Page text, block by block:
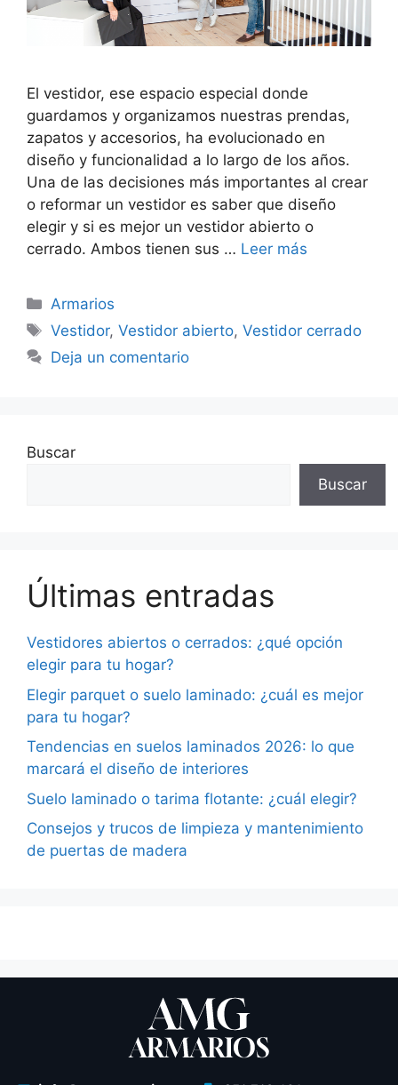
El vestidor, ese espacio especial donde
guardamos y organizamos nuestras prendas,
zapatos y accesorios, ha evolucionado en
diseño y funcionalidad a lo largo de los años.
Una de las decisiones más importantes al crear
o reformar un vestidor es saber que diseño
elegir y si es mejor un vestidor abierto o
cerrado. Ambos tienen sus … Leer más
Armarios
Vestidor,Vestidor abierto,Vestidor cerrado
Deja un comentario
Buscar
Buscar
Últimas entradas
Vestidores abiertos o cerrados: ¿qué opción
elegir para tu hogar?
Elegir parquet o suelo laminado: ¿cuál es mejor
para tu hogar?
Tendencias en suelos laminados 2026: lo que
marcará el diseño de interiores
Suelo laminado o tarima flotante: ¿cuál elegir?
Consejos y trucos de limpieza y mantenimiento
de puertas de madera